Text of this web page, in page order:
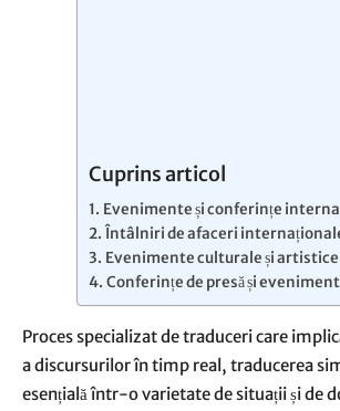
Cuprins articol
Evenimente și conferințe
Întâlniri de afaceri
Evenimente culturale și artistice
Conferințe de presă și
Proces specializat de traduceri care
a discursurilor în timp real, traducerea
esențială într-o varietate de situații și de